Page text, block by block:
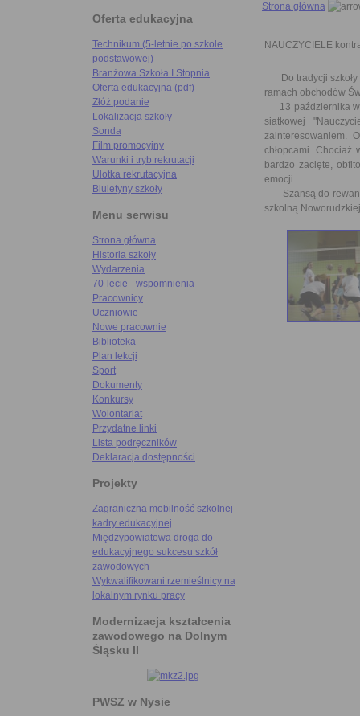
Oferta edukacyjna
Technikum (5-letnie po szkole
podstawowej)
Branżowa Szkoła I Stopnia
Oferta edukacyjna (pdf)
Złóż podanie
Lokalizacja szkoły
Sonda
Film promocyjny
Warunki i tryb rekrutacji
Ulotka rekrutacyjna
Biuletyny szkoły
Menu serwisu
Strona główna
Historia szkoły
Wydarzenia
70-lecie - wspomnienia
Pracownicy
Uczniowie
Nowe pracownie
Biblioteka
Plan lekcji
Sport
Dokumenty
Konkursy
Wolontariat
Przydatne linki
Lista podręczników
Deklaracja dostępności
Projekty
Zagraniczna mobilność szkolnej
kadry edukacyjnej
Międzypowiatowa droga do
edukacyjnego sukcesu szkół
zawodowych
Wykwalifikowani rzemieślnicy na
lokalnym rynku pracy
Modernizacja kształcenia
zawodowego na Dolnym
Śląsku II
PWSZ w Nysie
Strona główna
NAUCZYCIELE
Do tradycji szkoły
ramach obchodów
13 października w
siatkowej
zainteresowaniem.
chłopcami. Chociaż
bardzo zacięte,
emocji.
Szansą do
szkolną